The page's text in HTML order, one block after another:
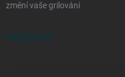
změní vaše grilování
FACEBOOK